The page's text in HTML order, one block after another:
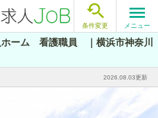

条件変更 メニュー
ーム 看護職員 ｜横浜市神奈川
2026.08.03更新